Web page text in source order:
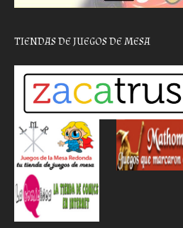
TIENDAS DE JUEGOS DE MESA